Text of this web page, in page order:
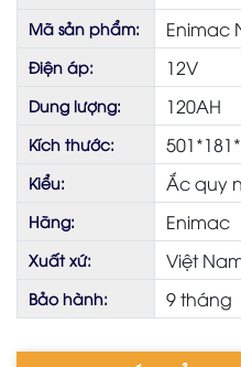
Mã sản phẩm: Enimac
Điện áp: 12V
Dung lượng: 120AH
Kích thước:
Kiểu: Ắc quy
Hãng: Enimac
Xuất xứ: Việt
Bảo hành: 9 tháng